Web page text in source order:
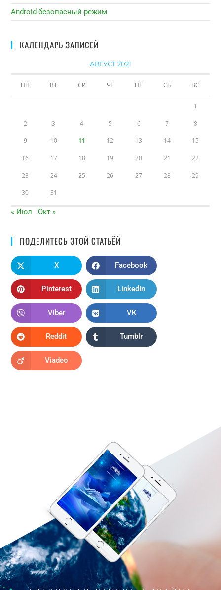
Android безопасный режим
КАЛЕНДАРЬ ЗАПИСЕЙ
АВГУСТ 2021
ПН ВТ СР ЧТ ПТ СБ ВС
1
2 3 4 5 6 7 8
9 10 11 12 13 14 15
16 17 18 19 20 21 22
23 24 25 26 27 28 29
30 31
« Июл Окт »
ПОДЕЛИТЕСЬ ЭТОЙ СТАТЬЁЙ
X Facebook
Pinterest LinkedIn
Viber VK
Reddit Tumblr
Viadeo